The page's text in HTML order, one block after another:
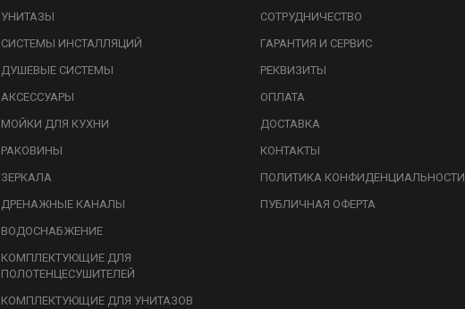
УНИТАЗЫ
СИСТЕМЫ ИНСТАЛЛЯЦИЙ
ДУШЕВЫЕ СИСТЕМЫ
АКСЕССУАРЫ
МОЙКИ ДЛЯ КУХНИ
РАКОВИНЫ
ЗЕРКАЛА
ДРЕНАЖНЫЕ КАНАЛЫ
ВОДОСНАБЖЕНИЕ
КОМПЛЕКТУЮЩИЕ ДЛЯ
ПОЛОТЕНЦЕСУШИТЕЛЕЙ
КОМПЛЕКТУЮЩИЕ ДЛЯ УНИТАЗОВ
СОТРУДНИЧЕСТВО
ГАРАНТИЯ И СЕРВИС
РЕКВИЗИТЫ
ОПЛАТА
ДОСТАВКА
КОНТАКТЫ
ПОЛИТИКА КОНФИДЕНЦИАЛЬНОСТИ
ПУБЛИЧНАЯ ОФЕРТА